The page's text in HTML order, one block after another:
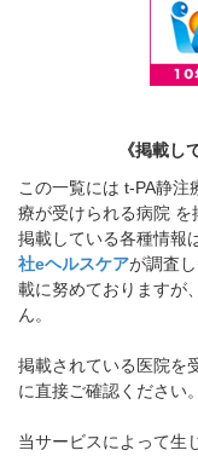
《掲載し
この一覧には t-PA静
療が受けられる病院 を
掲載している各種情報
社eヘルスケアが調査
載に努めておりますが
ん。
掲載されている医院を
に直接ご確認ください。
当サービスによって生